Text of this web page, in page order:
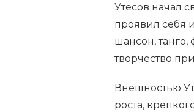
Утесов начал
проявил себя
шансон, танго,
творчество
Внешностью
роста,